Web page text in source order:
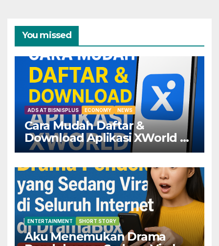
You missed
ADS AT BISNISPLUS ECONOMY NEWS
Cara Mudah Daftar &
Download Aplikasi XWorld —
Dapatkan Keuntungannya
ENTERTAINMENT SHORT STORY
Aku Menemukan Drama